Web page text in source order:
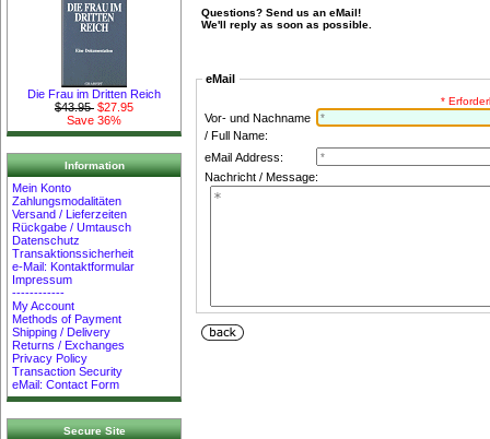
Die Frau im Dritten Reich
$43.95 $27.95
Save 36%
Information
Mein Konto
Zahlungsmodalitäten
Versand / Lieferzeiten
Rückgabe / Umtausch
Datenschutz
Transaktionssicherheit
e-Mail: Kontaktformular
Impressum
------------
My Account
Methods of Payment
Shipping / Delivery
Returns / Exchanges
Privacy Policy
Transaction Security
eMail: Contact Form
Secure Site
Questions? Send us an eMail!
We'll reply as soon as possible.
eMail
*
Vor- und Nachname
/ Full Name:
eMail Address:
Nachricht / Message: